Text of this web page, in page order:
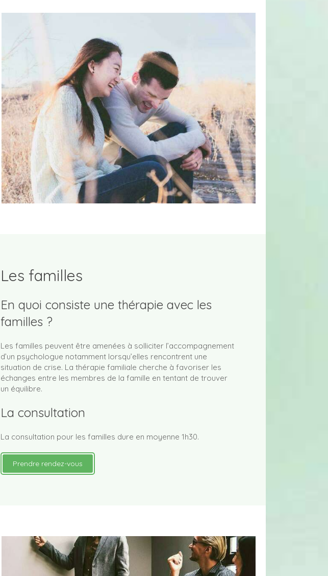
Les familles
En quoi consiste une thérapie avec les
familles ?
Les familles peuvent être amenées à solliciter l’accompagnement
d’un psychologue notamment lorsqu’elles rencontrent une
situation de crise. La thérapie familiale cherche à favoriser les
échanges entre les membres de la famille en tentant de trouver
un équilibre.
La consultation
La consultation pour les familles dure en moyenne 1h30.
Prendre rendez-vous